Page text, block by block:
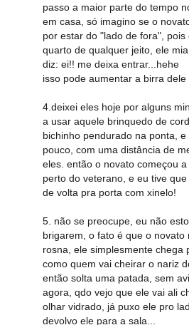
passo a maior parte do tempo
em casa, só imagino se o
por estar do "lado de fora",
quarto de qualquer jeito, ele
diz: ei!! me deixa entrar...hehe
isso pode aumentar a birra
4.deixei eles hoje por alguns
a usar aquele brinquedo de
bichinho pendurado na ponta,
pouco, com uma distância de
eles. então o novato começou
perto do veterano, e eu tive que
de volta pra porta com xinelo!
5. não se preocupe, eu não
brigarem, o fato é que o novato
rosna, ele simplesmente chega
como quem vai cheirar o nariz
então solta uma patada, sem
agora, qdo vejo que ele vai ali
olhar vidrado, já puxo ele pro
devolvo ele para a sala...